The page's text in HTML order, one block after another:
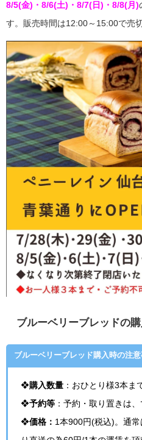
8/5(金)・8/6(土)・8/7(日)・8/8(月)
す。販売時間は12:00～15:00で売
ブルーベリーブレッドの
ブルーベリーブレッド購入時の注
❖購入数量 ： おひとり様3本ま
❖予約等 ：予約・取り置きは、
❖価格： 1本900円(税込)。通常